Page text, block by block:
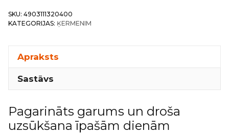
paketes
17gab
daudzums
SKU: 4903111320400
KATEGORIJAS: ĶERMENIM
Apraksts
Sastāvs
Pagarināts garums un droša
uzsūkšana īpašām dienām